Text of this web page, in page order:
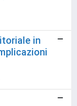
in